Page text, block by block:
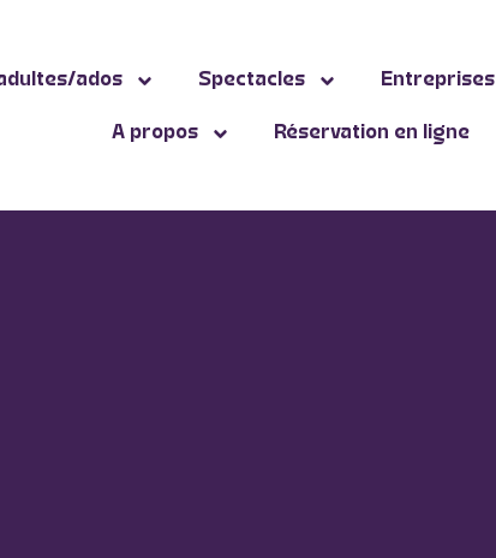
ados Spectacles Entreprises
A propos Réservation en ligne